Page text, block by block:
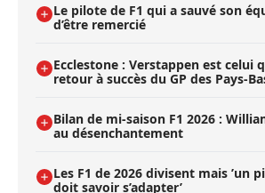
Le pilote de F1 qui a sauvé son
d’être remercié
Ecclestone : Verstappen est celui
retour à succès du GP des Pays-
Bilan de mi-saison F1 2026 :
au désenchantement
Les F1 de 2026 divisent mais ’un
doit savoir s’adapter’